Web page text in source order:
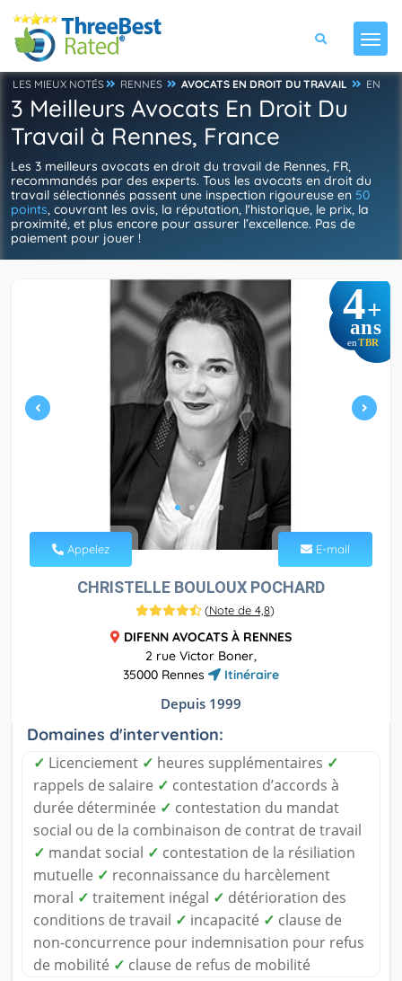
LES MIEUX NOTÉS RENNES AVOCATS EN DROIT DU TRAVAIL EN
3 Meilleurs Avocats En Droit Du
Travail à Rennes, France
Les 3 meilleurs avocats en droit du travail de Rennes, FR,
recommandés par des experts. Tous les avocats en droit du
travail sélectionnés passent une inspection rigoureuse en 50
points, couvrant les avis, la réputation, l'historique, le prix, la
proximité, et plus encore pour assurer l’excellence. Pas de
paiement pour jouer !
4+
ans
en TBR
Appelez E-mail
CHRISTELLE BOULOUX POCHARD
(Note de 4,8)
DIFENN AVOCATS À RENNES
2 rue Victor Boner,
35000 Rennes
Itinéraire
Depuis 1999
Domaines d'intervention:
✓ Licenciement ✓ heures supplémentaires ✓
rappels de salaire ✓ contestation d’accords à
durée déterminée ✓ contestation du mandat
social ou de la combinaison de contrat de travail
✓ mandat social ✓ contestation de la résiliation
mutuelle ✓ reconnaissance du harcèlement
moral ✓ traitement inégal ✓ détérioration des
conditions de travail ✓ incapacité ✓ clause de
non-concurrence pour indemnisation pour refus
de mobilité ✓ clause de refus de mobilité